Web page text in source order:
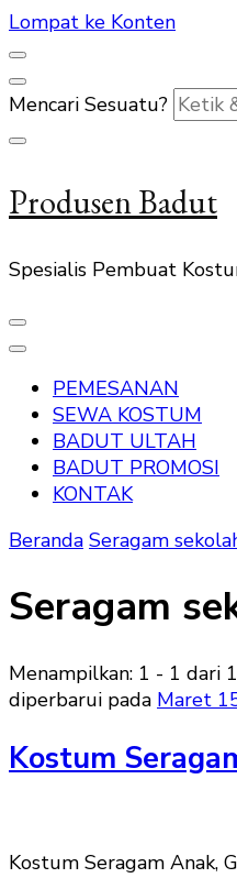
Lompat ke Konten
Mencari Sesuatu?
Produsen Badut
Spesialis Pembuat
PEMESANAN
SEWA KOSTUM
BADUT ULTAH
BADUT PROMOSI
KONTAK
Beranda Seragam
Seragam
Menampilkan: 1 - 1 dari
diperbarui pada Maret
Kostum
Kostum Seragam Anak,